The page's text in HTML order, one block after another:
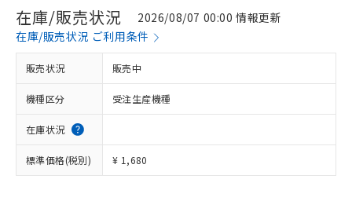
在庫/販売状況
2026/08/07 00:00 情報更新
在庫/販売状況 ご利用条件
販売状況 販売中
機種区分 受注生産機種
在庫状況
標準価格(税別) ¥ 1,680